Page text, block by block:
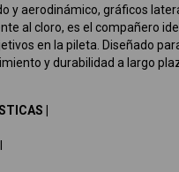
y aerodinámico, gráficos
al cloro, es el compañero
en la pileta. Diseñado
y durabilidad a largo
|